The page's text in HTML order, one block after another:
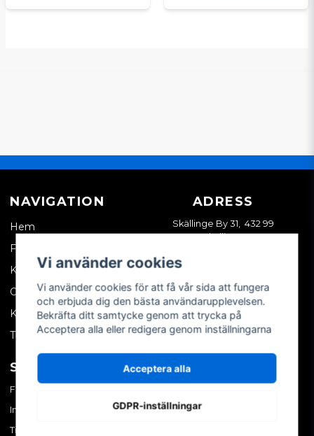
NAVIGATION
Hem
Företagskund
Kontakta oss
Om oss
Köpvillkor
Tips & trix
ADRESS
Skällinge By 31, 432 99
Skällinge
SOCIALA MEDIER
Facebook
Instagram
TikTok
MITT KONTO
Skapa konto
Vi använder cookies
Vi använder cookies för att få vår sida att fungera
och erbjuda dig den bästa användarupplevelsen.
Bekräfta ditt samtycke genom att trycka på
Acceptera alla eller redigera genom inställningarna
Acceptera alla
GDPR-inställningar